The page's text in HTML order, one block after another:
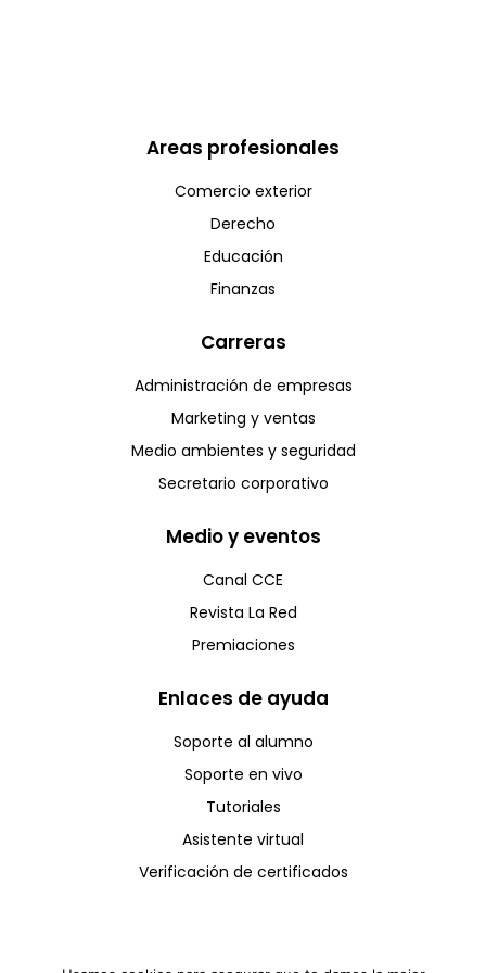
Areas profesionales
Comercio exterior
Derecho
Educación
Finanzas
Carreras
Administración de empresas
Marketing y ventas
Medio ambientes y seguridad
Secretario corporativo
Medio y eventos
Canal CCE
Revista La Red
Premiaciones
Enlaces de ayuda
Soporte al alumno
Soporte en vivo
Tutoriales
Asistente virtual
Verificación de certificados